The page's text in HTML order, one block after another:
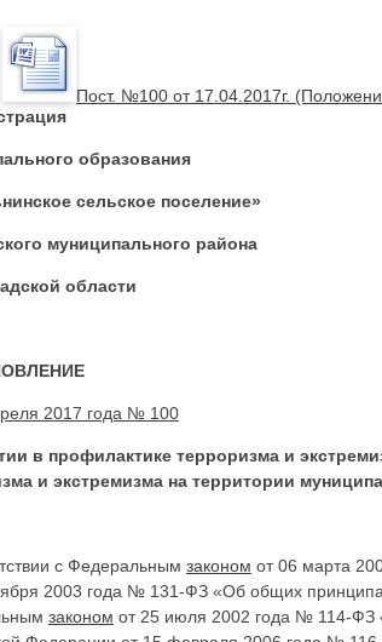
Пост. №100 от 17.04.2017г.
образования
сельское поселение»
муниципального района
области
2017 года № 100
в профилактике терроризма и
и экстремизма на территории
с Федеральным законом от 06 марта
2003 года № 131-ФЗ «Об общих
законом от 25 июля 2002 года № 114-ФЗ